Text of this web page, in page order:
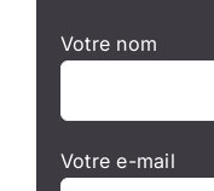
Votre nom
Votre e-mail